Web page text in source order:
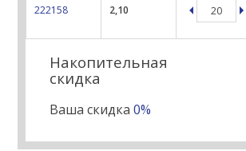
222158 2,10
Накопительная
скидка
Ваша скидка0%